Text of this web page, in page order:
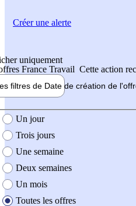
uniquement
France Travail Cette action
filtres de Date de création de
création de l'offre
Un jour
Trois jours
Une semaine
Deux semaines
Un mois
Toutes les offres
Créer une alerte